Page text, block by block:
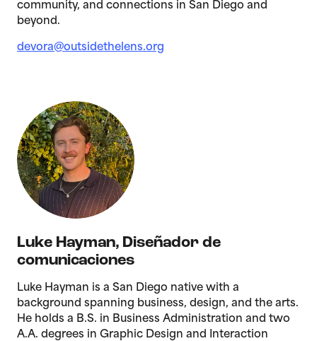
community, and connections in San Diego and
beyond.
devora@outsidethelens.org
Luke Hayman, Diseñador de
comunicaciones
Luke Hayman is a San Diego native with a
background spanning business, design, and the arts.
He holds a B.S. in Business Administration and two
A.A. degrees in Graphic Design and Interaction